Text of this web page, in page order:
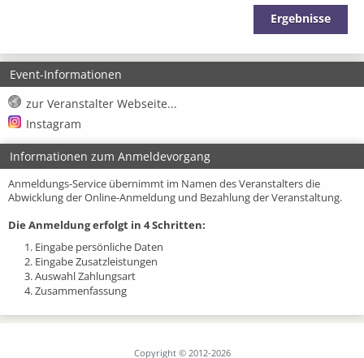
Ergebnisse
Event-Informationen
zur Veranstalter Webseite...
Instagram
Informationen zum Anmeldevorgang
Anmeldungs-Service übernimmt im Namen des Veranstalters die
Abwicklung der Online-Anmeldung und Bezahlung der Veranstaltung.
Die Anmeldung erfolgt in 4 Schritten:
1. Eingabe persönliche Daten
2. Eingabe Zusatzleistungen
3. Auswahl Zahlungsart
4. Zusammenfassung
Copyright © 2012-2026